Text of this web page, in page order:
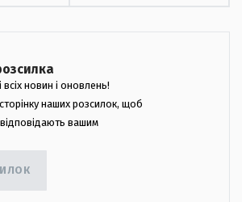
всіх новин і оновлень!
наших розсилок, щоб
вашим